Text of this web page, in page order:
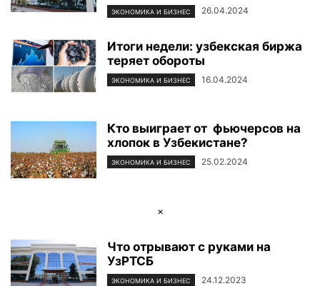
ЭКОНОМИКА И БИЗНЕС 26.04.2024
Итоги недели: узбекская биржа
теряет обороты
ЭКОНОМИКА И БИЗНЕС 16.04.2024
Кто выиграет от фьючерсов на
хлопок в Узбекистане?
ЭКОНОМИКА И БИЗНЕС 25.02.2024
×
Что отрывают с руками на
УзРТСБ
ЭКОНОМИКА И БИЗНЕС 24.12.2023